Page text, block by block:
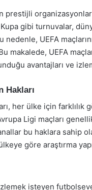
prestijli
gibi turnuvalar,
UEFA
makalede, UEFA
avantajları ve
Hakları
her ülke için
Ligi maçları
bu haklara sahip
göre araştırma
izlemek isteyen